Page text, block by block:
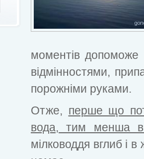
моментів допоможе
відмінностями,
порожніми руками.
Отже, перше що
вода, тим менша в
мілководдя вглиб і